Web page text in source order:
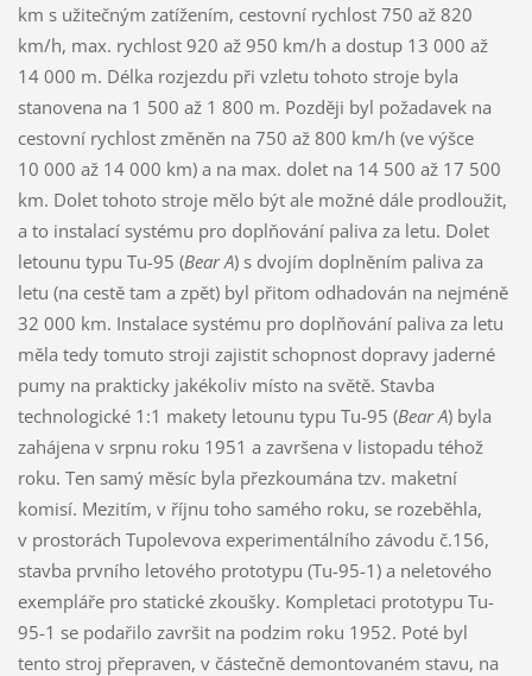
km s užitečným zatížením, cestovní rychlost 750 až 820
km/h, max. rychlost 920 až 950 km/h a dostup 13 000 až
14 000 m. Délka rozjezdu při vzletu tohoto stroje byla
stanovena na 1 500 až 1 800 m. Později byl požadavek na
cestovní rychlost změněn na 750 až 800 km/h (ve výšce
10 000 až 14 000 km) a na max. dolet na 14 500 až 17 500
km. Dolet tohoto stroje mělo být ale možné dále prodloužit,
a to instalací systému pro doplňování paliva za letu. Dolet
letounu typu Tu-95 (Bear A) s dvojím doplněním paliva za
letu (na cestě tam a zpět) byl přitom odhadován na nejméně
32 000 km. Instalace systému pro doplňování paliva za letu
měla tedy tomuto stroji zajistit schopnost dopravy jaderné
pumy na prakticky jakékoliv místo na světě. Stavba
technologické 1:1 makety letounu typu Tu-95 (Bear A) byla
zahájena v srpnu roku 1951 a završena v listopadu téhož
roku. Ten samý měsíc byla přezkoumána tzv. maketní
komisí. Mezitím, v říjnu toho samého roku, se rozeběhla,
v prostorách Tupolevova experimentálního závodu č.156,
stavba prvního letového prototypu (Tu-95-1) a neletového
exempláře pro statické zkoušky. Kompletaci prototypu Tu-
95-1 se podařilo završit na podzim roku 1952. Poté byl
tento stroj přepraven, v částečně demontovaném stavu, na